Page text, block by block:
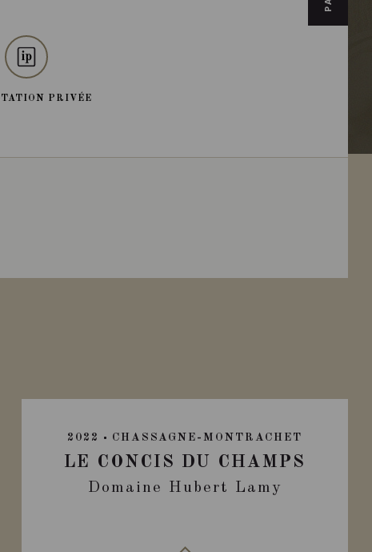
PRIVÉE
2022 CHASSAGNE-MONTRACHET
LE CONCIS DU CHAMPS
Domaine Hubert Lamy